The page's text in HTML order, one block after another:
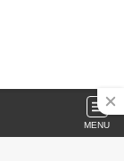
MENU